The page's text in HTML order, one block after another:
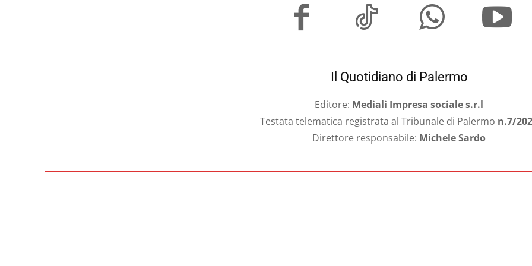
Il Quotidiano di Palermo
Editore: Mediali Impresa sociale s.r.l
Testata telematica registrata al Tribunale di Palermo n.7/
Direttore responsabile: Michele Sardo